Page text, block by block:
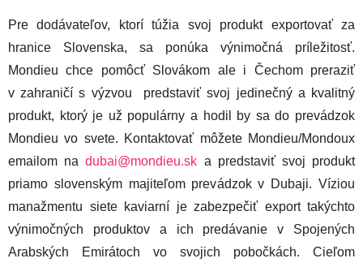
Pre dodávateľov, ktorí túžia svoj produkt exportovať za
hranice Slovenska, sa ponúka výnimočná príležitosť.
Mondieu chce pomôcť Slovákom ale i Čechom preraziť
v zahraničí s výzvou predstaviť svoj jedinečný a kvalitný
produkt, ktorý je už populárny a hodil by sa do prevádzok
Mondieu vo svete. Kontaktovať môžete Mondieu/Mondoux
emailom nadubai@mondieu.sk a predstaviť svoj produkt
priamo slovenským majiteľom prevádzok v Dubaji. Víziou
manažmentu siete kaviarní je zabezpečiť export takýchto
výnimočných produktov a ich predávanie v Spojených
Arabských Emirátoch vo svojich pobočkách. Cieľom